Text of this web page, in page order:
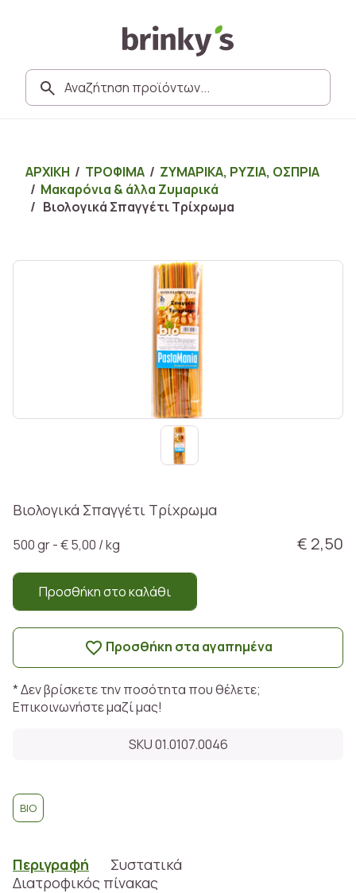
ΑΡΧΙΚΗ / ΤΡΟΦΙΜΑ / ΖΥΜΑΡΙΚΑ, ΡΥΖΙΑ, ΟΣΠΡΙΑ
/ Μακαρόνια & άλλα Ζυμαρικά
/ Βιολογικά Σπαγγέτι Τρίχρωμα
Βιολογικά Σπαγγέτι Τρίχρωμα
€ 2,50
500 gr - € 5,00 / kg
Προσθήκη στο καλάθι
Προσθήκη στα αγαπημένα
* Δεν βρίσκετε την ποσότητα που θέλετε;
Επικοινωνήστε μαζί μας!
SKU 01.0107.0046
BIO
Περιγραφή
Συστατικά
Διατροφικός πίνακας